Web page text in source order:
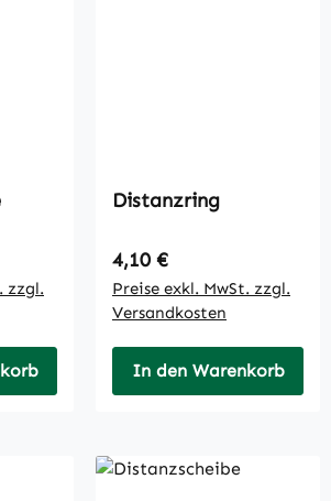
zzgl.
Distanzring
Regulärer Preis:
4,10 €
Preise exkl. MwSt. zzgl.
Versandkosten
In den Warenkorb